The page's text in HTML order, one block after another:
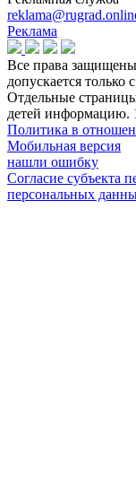
Реклама
Все права
допускается только
Отдельные
детей информацию.
Политика в
Мобильная версия
нашли ошибку
Согласие субъекта
персональных